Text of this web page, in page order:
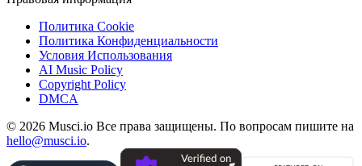
Политика Cookie
Политика Конфиденциальности
Условия Использования
AI Music Policy
Copyright Policy
DMCA
© 2026 Musci.io Все права защищены. По вопросам пишите на
hello@musci.io.